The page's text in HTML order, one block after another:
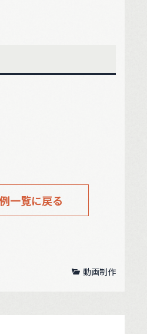
一覧に戻る
動画制作